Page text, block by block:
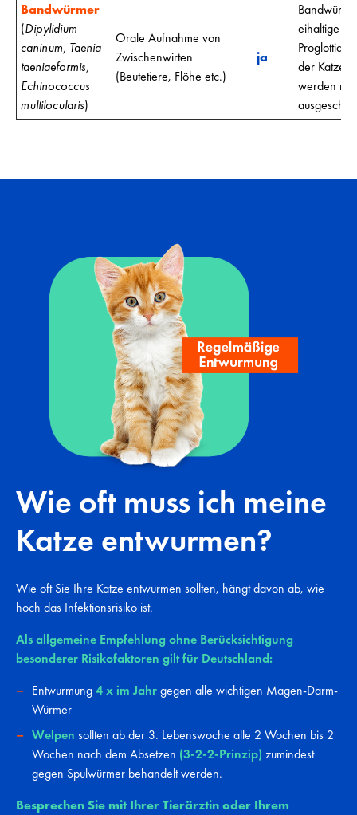
Bandwürmer
(Dipylidium
caninum, Taenia
taeniaeformis,
Echinococcus
multilocularis)
Orale Aufnahme von
Zwischenwirten
(Beutetiere, Flöhe etc.)
ja
eihaltige
der Katze
werden mit
Wie oft muss ich meine
Katze entwurmen?
Wie oft Sie Ihre Katze entwurmen sollten, hängt davon ab, wie
hoch das Infektionsrisiko ist.
Als allgemeine Empfehlung ohne Berücksichtigung
besonderer Risikofaktoren gilt für Deutschland:
Entwurmung4 x im Jahrgegen alle wichtigen Magen-Darm-
Würmer
Welpen sollten ab der 3. Lebenswoche alle 2 Wochen bis 2
Wochen nach dem Absetzen (3-2-2-Prinzip) zumindest
gegen Spulwürmer behandelt werden.
Besprechen Sie mit Ihrer Tierärztin oder Ihrem